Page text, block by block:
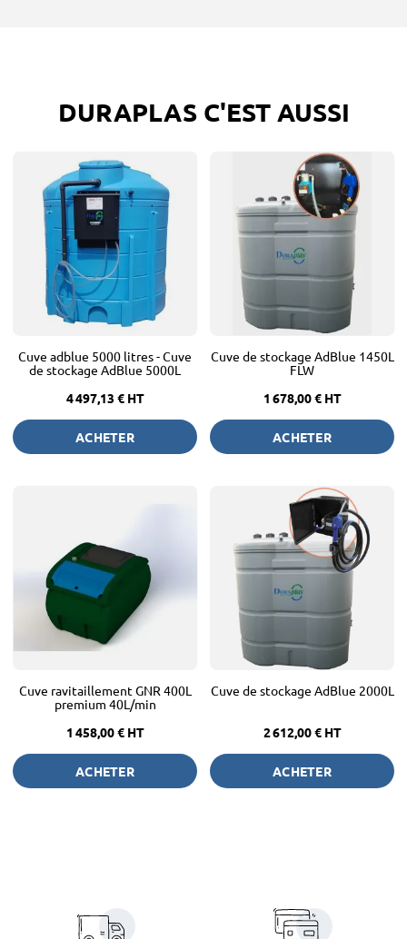
DURAPLAS C'EST AUSSI
Cuve adblue 5000 litres - Cuve
de stockage AdBlue 5000L
4 497,13 € HT
ACHETER
Cuve de stockage AdBlue 1450L
FLW
1 678,00 € HT
ACHETER
Cuve ravitaillement GNR 400L
premium 40L/min
1 458,00 € HT
ACHETER
Cuve de stockage AdBlue 2000L
2 612,00 € HT
ACHETER